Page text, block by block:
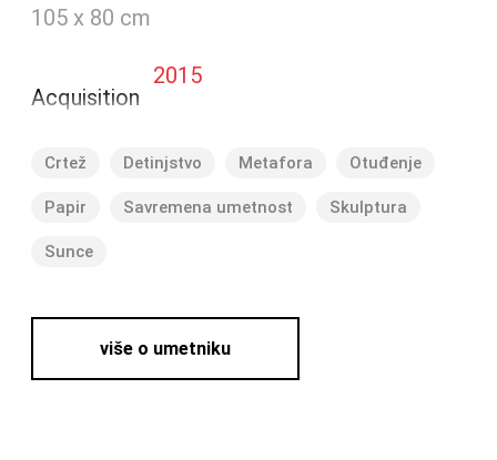
105 x 80 cm
Acquisition
2015
Crtež Detinjstvo Metafora Otuđenje
Papir Savremena umetnost Skulptura
Sunce
više o umetniku